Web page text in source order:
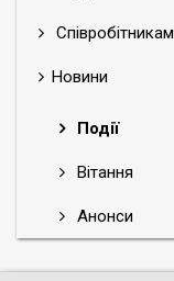
Співробітникам
Новини
Події
Вітання
Анонси